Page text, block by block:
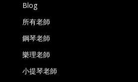
Blog
所有老師
鋼琴老師
樂理老師
小提琴老師